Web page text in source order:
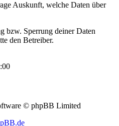
Auskunft, welche Daten über
bzw. Sperrung deiner Daten
den Betreiber.
© phpBB Limited